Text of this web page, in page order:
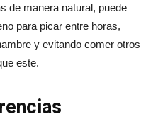
de manera natural, puede
para picar entre horas,
y evitando comer otros
este.